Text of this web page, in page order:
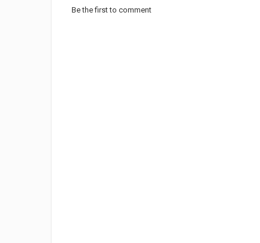
Be the first to comment